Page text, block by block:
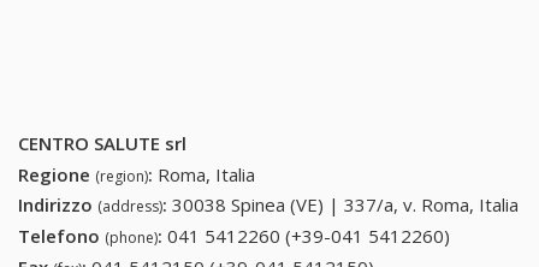
CENTRO SALUTE srl
Regione (region): Roma, Italia
Indirizzo (address): 30038 Spinea (VE) | 337/a, v. Roma, Italia
Telefono (phone): 041 5412260 (+39-041 5412260)